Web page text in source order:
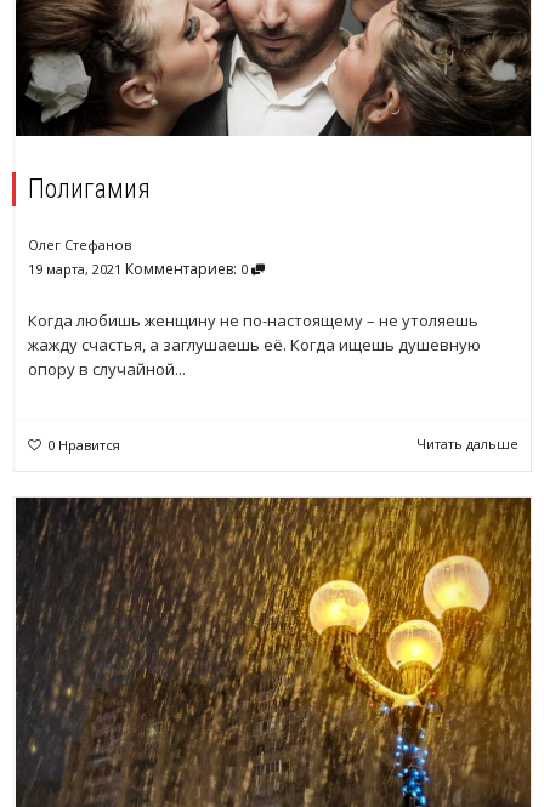
Полигамия
Олег Стефанов
19 марта, 2021 Комментариев: 0
Когда любишь женщину не по-настоящему – не утоляешь
жажду счастья, а заглушаешь её. Когда ищешь душевную
опору в случайной...
0 Нравится Читать дальше